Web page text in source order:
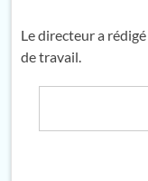
Le directeur a
de travail.